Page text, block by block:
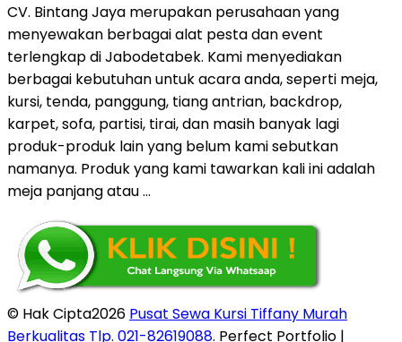
CV. Bintang Jaya merupakan perusahaan yang
menyewakan berbagai alat pesta dan event
terlengkap di Jabodetabek. Kami menyediakan
berbagai kebutuhan untuk acara anda, seperti meja,
kursi, tenda, panggung, tiang antrian, backdrop,
karpet, sofa, partisi, tirai, dan masih banyak lagi
produk-produk lain yang belum kami sebutkan
namanya. Produk yang kami tawarkan kali ini adalah
meja panjang atau …
© Hak Cipta2026 Pusat Sewa Kursi Tiffany Murah
Berkualitas Tlp. 021-82619088. Perfect Portfolio |